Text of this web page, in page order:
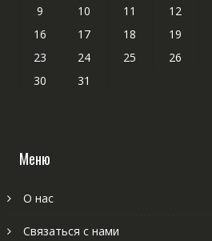
9
10 11 12
16
17 18 19
23
24 25 26
30
31
Меню
О нас
Связаться с нами